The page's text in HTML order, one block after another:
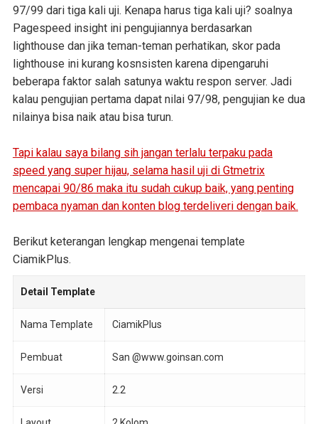
97/99 dari tiga kali uji. Kenapa harus tiga kali uji? soalnya
Pagespeed insight ini pengujiannya berdasarkan
lighthouse dan jika teman-teman perhatikan, skor pada
lighthouse ini kurang kosnsisten karena dipengaruhi
beberapa faktor salah satunya waktu respon server. Jadi
kalau pengujian pertama dapat nilai 97/98, pengujian ke dua
nilainya bisa naik atau bisa turun.
Tapi kalau saya bilang sih jangan terlalu terpaku pada
speed yang super hijau, selama hasil uji di Gtmetrix
mencapai 90/86 maka itu sudah cukup baik, yang penting
pembaca nyaman dan konten blog terdeliveri dengan baik.
Berikut keterangan lengkap mengenai template
CiamikPlus.
Detail Template
Nama Template CiamikPlus
Pembuat San @www.goinsan.com
Versi 2.2